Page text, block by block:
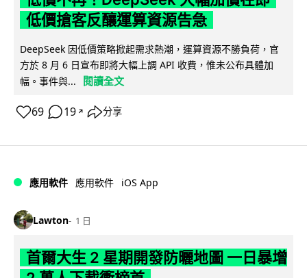
低價搶客反釀運算資源告急
DeepSeek 因低價策略掀起需求熱潮，運算資源不勝負荷，官
方於 8 月 6 日宣布即將大幅上調 API 收費，惟未公布具體加
幅。事件與...
閱讀全文
69 19 ↗ 分享
應用軟件 應用軟件 iOS App
Lawton 1 日
首爾大生 2 星期開發防曬地圖 一日暴增